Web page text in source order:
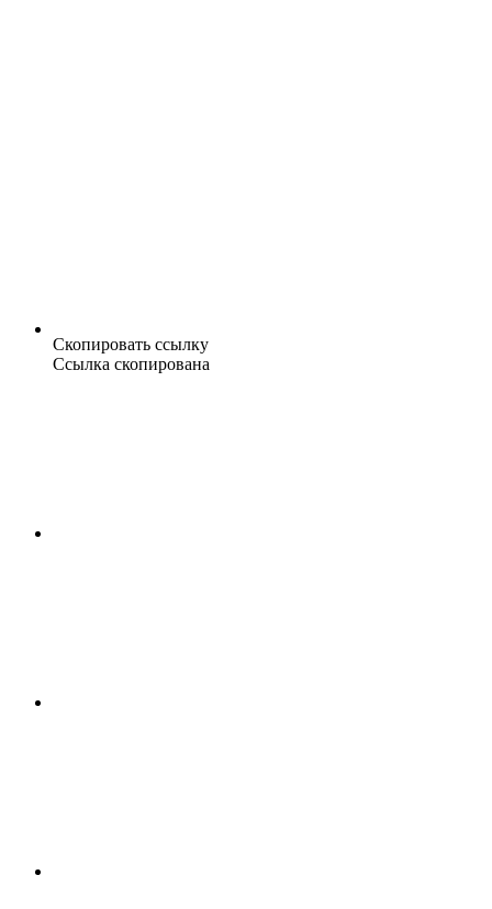
Скопировать ссылку
Ссылка скопирована